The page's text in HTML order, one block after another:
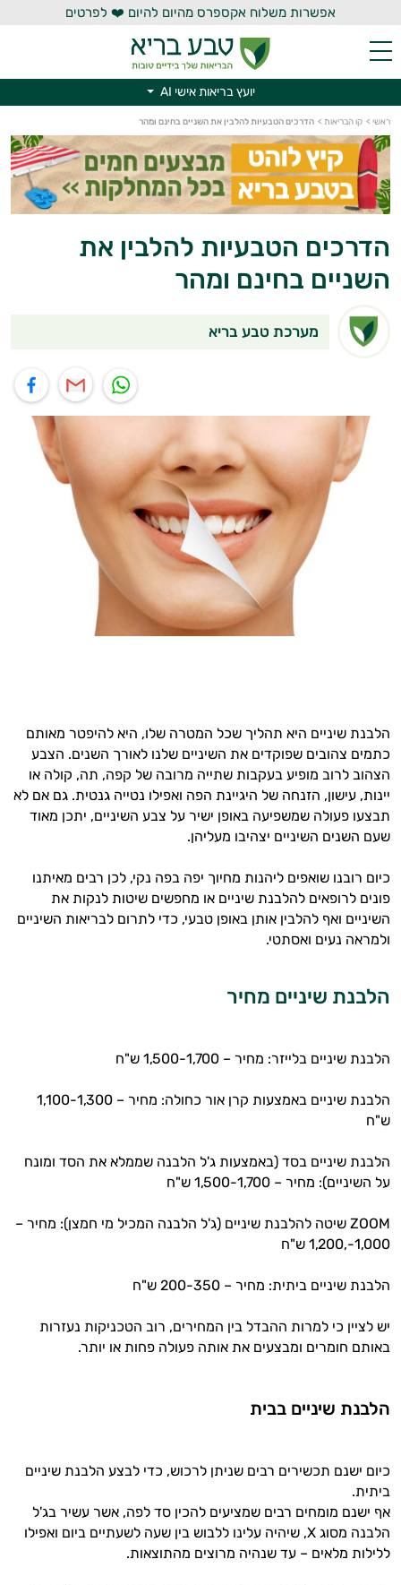
אפשרות משלוח אקספרס מהיום להיום ❤️ לפרטים
יועץ בריאות אישי AI
ראשי > קו הבריאות > הדרכים הטבעיות להלבין את השניים בחינם ומהר
הדרכים הטבעיות להלבין את
השניים בחינם ומהר
מערכת טבע בריא
הלבנת שיניים היא תהליך שכל המטרה שלו, היא להיפטר מאותם
כתמים צהובים שפוקדים את השיניים שלנו לאורך השנים. הצבע
הצהוב לרוב מופיע בעקבות שתייה מרובה של קפה, תה, קולה או
יינות, עישון, הזנחה של היגיינת הפה ואפילו נטייה גנטית. גם אם לא
תבצעו פעולה שמשפיעה באופן ישיר על צבע השיניים, יתכן מאוד
שעם השנים השיניים יצהיבו מעליהן.
כיום רובנו שואפים ליהנות מחיוך יפה בפה נקי, לכן רבים מאיתנו
פונים לרופאים להלבנת שיניים או מחפשים שיטות לנקות את
השיניים ואף להלבין אותן באופן טבעי, כדי לתרום לבריאות השיניים
ולמראה נעים ואסתטי.
הלבנת שיניים מחיר
הלבנת שיניים בלייזר: מחיר – 1,500-1,700 ש"ח
הלבנת שיניים באמצעות קרן אור כחולה: מחיר – 1,100-1,300
ש"ח
הלבנת שיניים בסד (באמצעות ג'ל הלבנה שממלא את הסד ומונח
על השיניים): מחיר – 1,500-1,700 ש"ח
ZOOM שיטה להלבנת שיניים (ג'ל הלבנה המכיל מי חמצן): מחיר –
1,000-,1,200 ש"ח
הלבנת שיניים ביתית: מחיר – 200-350 ש"ח
יש לציין כי למרות ההבדל בין המחירים, רוב הטכניקות נעזרות
באותם חומרים ומבצעים את אותה פעולה פחות או יותר.
הלבנת שיניים בבית
כיום ישנם תכשירים רבים שניתן לרכוש, כדי לבצע הלבנת שיניים
ביתית.
אף ישנם מומחים רבים שמציעים להכין סד לפה, אשר עשיר בג'ל
הלבנה מסוג X, שיהיה עלינו ללבוש בין שעה לשעתיים ביום ואפילו
ללילות מלאים – עד שנהיה מרוצים מהתוצאות.
יועץ בריאות אישי AI